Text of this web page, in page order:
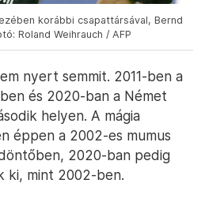
korábbi csapattársával, Bernd
Roland Weihrauch / AFP
nyert semmit. 2011-ben a
és 2020-ban a Német
helyen. A mágia
éppen a 2002-es mumus
2020-ban pedig
ki, mint 2002-ben.